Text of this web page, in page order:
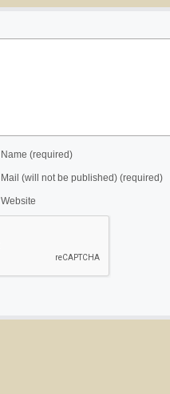
Name (required)
Mail (will not be published) (required)
Website